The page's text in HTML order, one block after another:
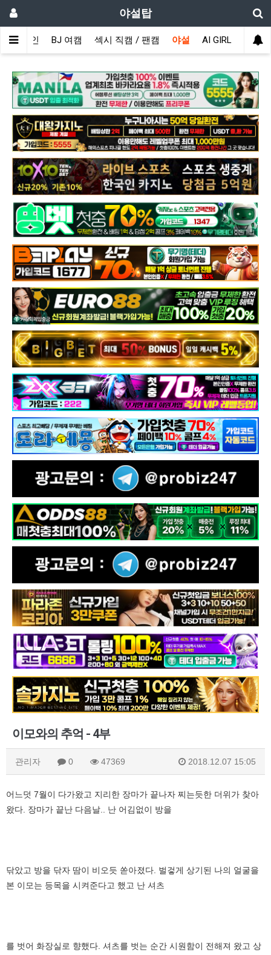
야설탑
메인 BJ 여캠 섹시 직캠 / 팬캠 야설 AI GIRL
이모와의 추억 - 4부
관리자 0 47369 2018.12.07 15:05
어느덧 7월이 다가왔고 지리한 장마가 끝나자 찌는듯한 더위가 찾아
왔다. 장마가 끝난 다음날.. 난 어김없이 방을
닦았고 방을 닦자 땀이 비오듯 쏟아졌다. 벌겋게 상기된 나의 얼굴을
본 이모는 등목을 시켜준다고 했고 난 셔츠
를 벗어 화장실로 향했다. 셔츠를 벗는 순간 시원함이 전해져 왔고 상